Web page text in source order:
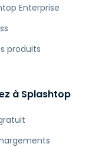
Enterprise
produits
à Splashtop